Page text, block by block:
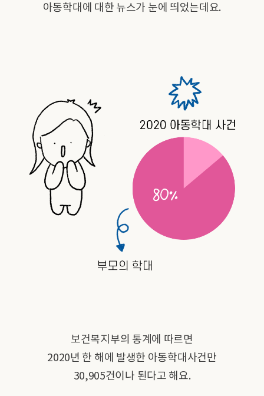
아동학대에 대한 뉴스가 눈에 띄었는데요.
보건복지부의 통계에 따르면
2020년 한 해에 발생한 아동학대사건만
30,905건이나 된다고 해요.